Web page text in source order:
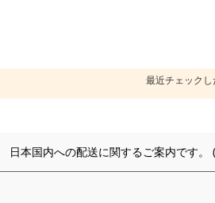
最近チェック
日本国内への配送に関するご案内です。 (